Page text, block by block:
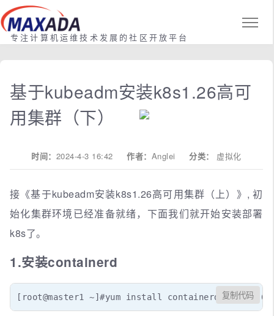
专注计算机运维技术发展的社区开放平台
基于kubeadm安装k8s1.26高可
用集群（下）
时间： 2024-4-3 16:42作者： Anglei 分类： 虚拟化
接《基于kubeadm安装k8s1.26高可用集群（上）》, 初
始化集群环境已经准备就绪，下面我们就开始安装部署
k8s了。
1.安装containerd
[root@master1 ~]#yum install containerd.io-1.6.6
复制代码